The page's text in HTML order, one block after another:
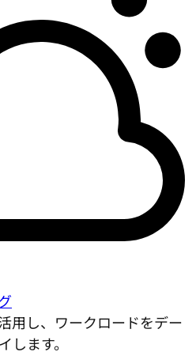
用し、ワークロードをデー
します。